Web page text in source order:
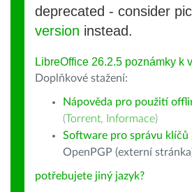
deprecated - consider
version instead.
LibreOffice 26.2.5 poznámky k
Doplňkové stažení:
Nápověda pro použití
(Torrent, Informace)
Software pro správu klíčů
OpenPGP (externí
potřebujete jiný jazyk?